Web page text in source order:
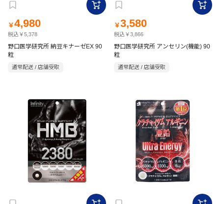
￥4,980
税込￥5,378
野口医学研究所 納豆キナーゼEX 90
粒
通常配送 / 店舗受取
￥3,580
税込￥3,866
野口医学研究所 アンセリン(機能) 90
粒
通常配送 / 店舗受取